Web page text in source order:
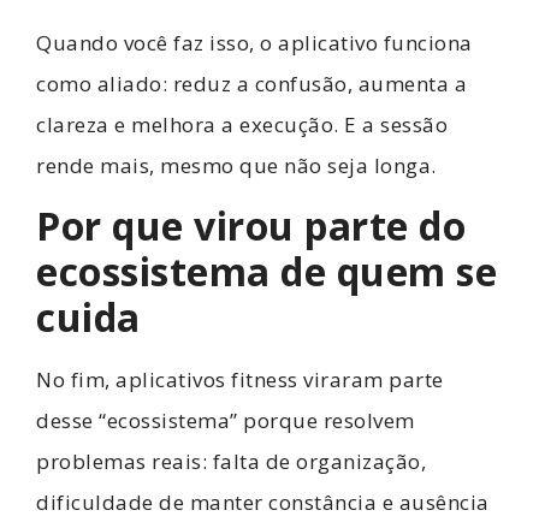
Quando você faz isso, o aplicativo funciona
como aliado: reduz a confusão, aumenta a
clareza e melhora a execução. E a sessão
rende mais, mesmo que não seja longa.
Por que virou parte do
ecossistema de quem se
cuida
No fim, aplicativos fitness viraram parte
desse “ecossistema” porque resolvem
problemas reais: falta de organização,
dificuldade de manter constância e ausência